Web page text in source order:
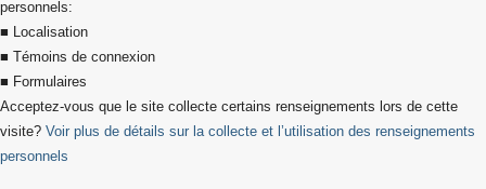
personnels:
■ Localisation
■ Témoins de connexion
■ Formulaires
Acceptez-vous que le site collecte certains renseignements lors de cette
visite? Voir plus de détails sur la collecte et l’utilisation des renseignements
personnels